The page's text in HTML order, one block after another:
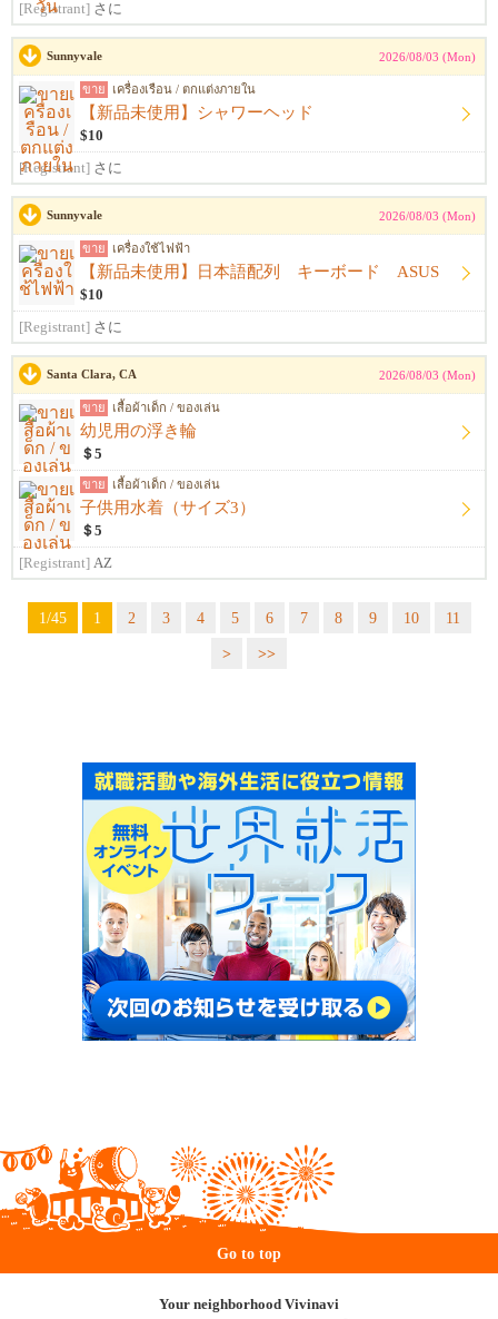
[Registrant] さに
Sunnyvale 2026/08/03 (Mon)
ขาย เครื่องเรือน / ตกแต่งภายใน
【新品未使用】シャワーヘッド
$10
[Registrant] さに
Sunnyvale 2026/08/03 (Mon)
ขาย เครื่องใช้ไฟฟ้า
【新品未使用】日本語配列 キーボード ASUS
$10
[Registrant] さに
Santa Clara, CA 2026/08/03 (Mon)
ขาย เสื้อผ้าเด็ก / ของเล่น
幼児用の浮き輪
＄5
ขาย เสื้อผ้าเด็ก / ของเล่น
子供用水着（サイズ3）
＄5
[Registrant] AZ
1/45 1 2 3 4 5 6 7 8 9 10
11
>
>>
Go to top
Your neighborhood Vivinavi